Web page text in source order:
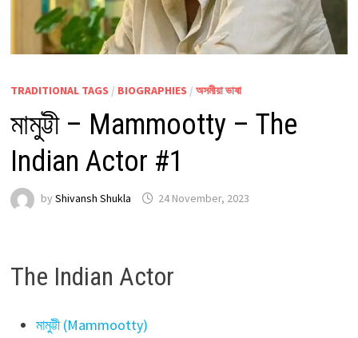
TRADITIONAL TAGS / BIOGRAPHIES / অসমীয়া ভাষা
মামুট্টী – Mammootty – The
Indian Actor #1
by Shivansh Shukla 24 November, 2023
The Indian Actor
মামুট্টী (Mammootty)